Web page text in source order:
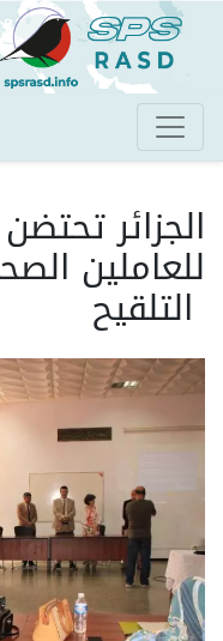
الجزائر
للعاملين
التلقيح